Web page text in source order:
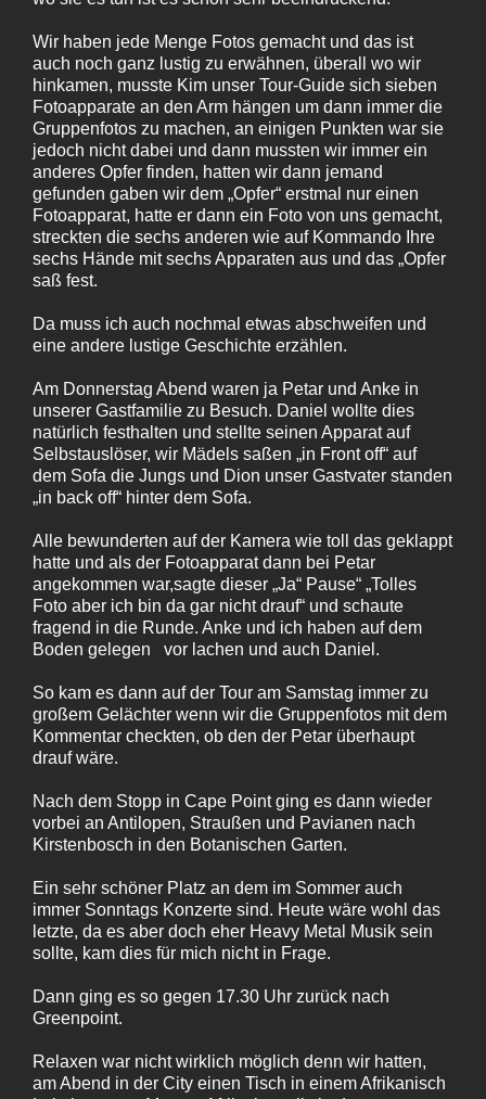
Wir haben jede Menge Fotos gemacht und das ist
auch noch ganz lustig zu erwähnen, überall wo wir
hinkamen, musste Kim unser Tour-Guide sich sieben
Fotoapparate an den Arm hängen um dann immer die
Gruppenfotos zu machen, an einigen Punkten war sie
jedoch nicht dabei und dann mussten wir immer ein
anderes Opfer finden, hatten wir dann jemand
gefunden gaben wir dem „Opfer“ erstmal nur einen
Fotoapparat, hatte er dann ein Foto von uns gemacht,
streckten die sechs anderen wie auf Kommando Ihre
sechs Hände mit sechs Apparaten aus und das „Opfer
saß fest.
Da muss ich auch nochmal etwas abschweifen und
eine andere lustige Geschichte erzählen.
Am Donnerstag Abend waren ja Petar und Anke in
unserer Gastfamilie zu Besuch. Daniel wollte dies
natürlich festhalten und stellte seinen Apparat auf
Selbstauslöser, wir Mädels saßen „in Front off“ auf
dem Sofa die Jungs und Dion unser Gastvater standen
„in back off“ hinter dem Sofa.
Alle bewunderten auf der Kamera wie toll das geklappt
hatte und als der Fotoapparat dann bei Petar
angekommen war,sagte dieser „Ja“ Pause“ „Tolles
Foto aber ich bin da gar nicht drauf“ und schaute
fragend in die Runde. Anke und ich haben auf dem
Boden gelegen vor lachen und auch Daniel.
So kam es dann auf der Tour am Samstag immer zu
großem Gelächter wenn wir die Gruppenfotos mit dem
Kommentar checkten, ob den der Petar überhaupt
drauf wäre.
Nach dem Stopp in Cape Point ging es dann wieder
vorbei an Antilopen, Straußen und Pavianen nach
Kirstenbosch in den Botanischen Garten.
Ein sehr schöner Platz an dem im Sommer auch
immer Sonntags Konzerte sind. Heute wäre wohl das
letzte, da es aber doch eher Heavy Metal Musik sein
sollte, kam dies für mich nicht in Frage.
Dann ging es so gegen 17.30 Uhr zurück nach
Greenpoint.
Relaxen war nicht wirklich möglich denn wir hatten,
am Abend in der City einen Tisch in einem Afrikanisch